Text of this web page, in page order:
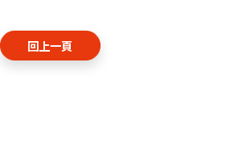
回上一頁